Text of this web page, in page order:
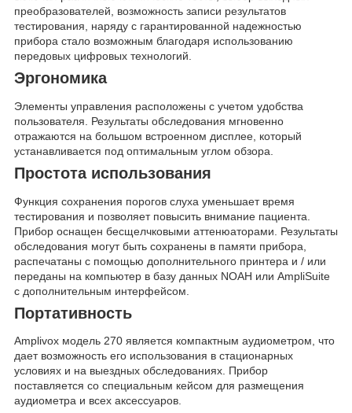
преобразователей, возможность записи результатов
тестирования, наряду с гарантированной надежностью
прибора стало возможным благодаря использованию
передовых цифровых технологий.
Эргономика
Элементы управления расположены с учетом удобства
пользователя. Результаты обследования мгновенно
отражаются на большом встроенном дисплее, который
устанавливается под оптимальным углом обзора.
Простота использования
Функция сохранения порогов слуха уменьшает время
тестирования и позволяет повысить внимание пациента.
Прибор оснащен бесщелчковыми аттенюаторами. Результаты
обследования могут быть сохранены в памяти прибора,
распечатаны с помощью дополнительного принтера и / или
переданы на компьютер в базу данных NOAH или AmpliSuite
с дополнительным интерфейсом.
Портативность
Amplivox модель 270 является компактным аудиометром, что
дает возможность его использования в стационарных
условиях и на выездных обследованиях. Прибор
поставляется со специальным кейсом для размещения
аудиометра и всех аксессуаров.